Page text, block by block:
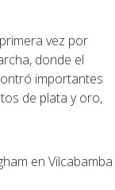
donde el
importantes
de plata y oro,